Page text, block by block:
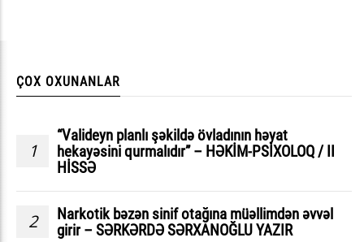
ÇOX OXUNANLAR
1
“Valideyn planlı şəkildə övladının həyat
hekayəsini qurmalıdır” – HƏKİM-PSİXOLOQ / II
HİSSƏ
2
Narkotik bəzən sinif otağına müəllimdən əvvəl
girir – SƏRKƏRDƏ SƏRXANOĞLU YAZIR